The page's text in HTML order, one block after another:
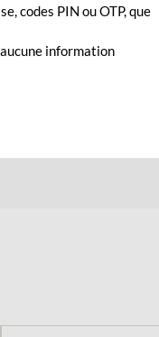
fournisseurs)
codes PIN ou OTP, que
information